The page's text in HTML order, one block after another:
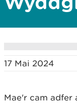
17 Mai 2024
Mae'r cam adfer